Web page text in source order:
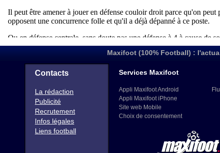
Maxifoot (100% Football) :
Contacts
La rédaction
Publicité
Recrutement
Infos légales
Liens football
Services Maxifoot
Appli Maxifoot Android
Appli Maxifoot iPhone
Site web Mobile
Choix de consentement